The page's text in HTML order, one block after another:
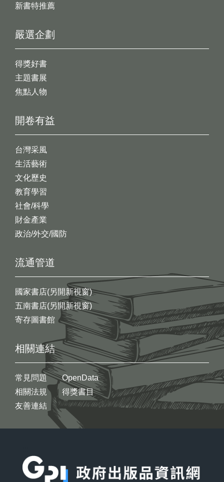
新書特推薦
開卷有益
台灣采風
生活藝術
文化歷史
教育學習
社會/科學
財金產業
政治/外交/國防
嚴選企劃
得獎好書
主題書展
焦點人物
流通管道
國家書店(另開新視窗)
五南書店(另開新視窗)
寄存圖書館
相關連結
常見問題
相關法規
友善連結
OpenData
得獎書目